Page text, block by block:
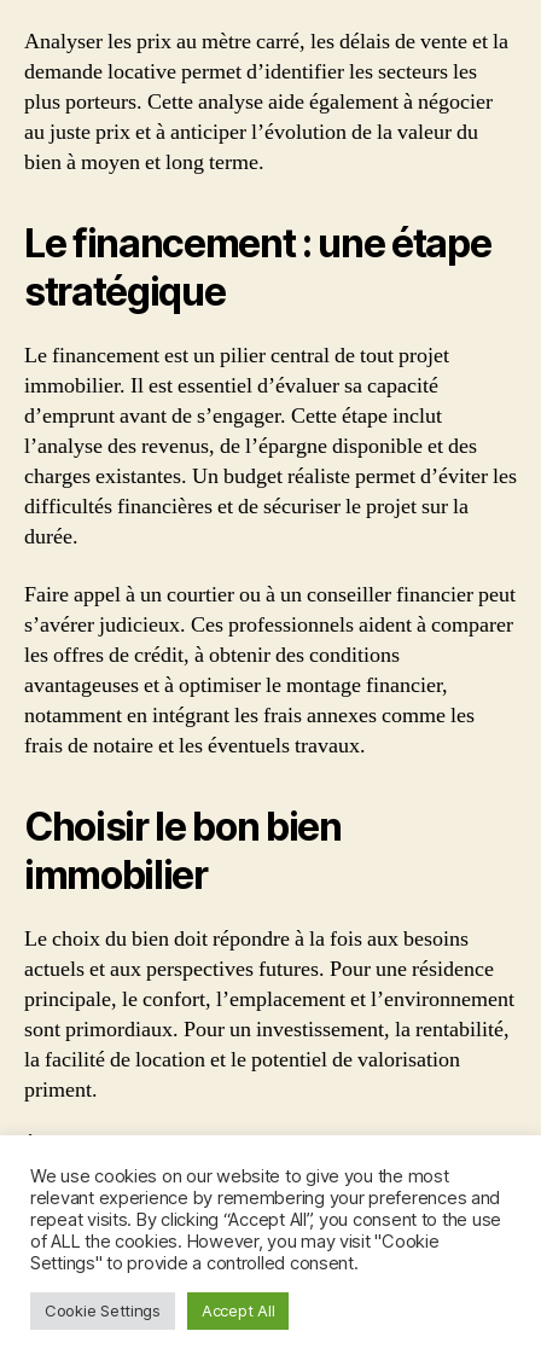
Analyser les prix au mètre carré, les délais de vente et la
demande locative permet d’identifier les secteurs les
plus porteurs. Cette analyse aide également à négocier
au juste prix et à anticiper l’évolution de la valeur du
bien à moyen et long terme.
Le financement : une étape
stratégique
Le financement est un pilier central de tout projet
immobilier. Il est essentiel d’évaluer sa capacité
d’emprunt avant de s’engager. Cette étape inclut
l’analyse des revenus, de l’épargne disponible et des
charges existantes. Un budget réaliste permet d’éviter les
difficultés financières et de sécuriser le projet sur la
durée.
Faire appel à un courtier ou à un conseiller financier peut
s’avérer judicieux. Ces professionnels aident à comparer
les offres de crédit, à obtenir des conditions
avantageuses et à optimiser le montage financier,
notamment en intégrant les frais annexes comme les
frais de notaire et les éventuels travaux.
Choisir le bon bien
immobilier
Le choix du bien doit répondre à la fois aux besoins
actuels et aux perspectives futures. Pour une résidence
principale, le confort, l’emplacement et l’environnement
sont primordiaux. Pour un investissement, la rentabilité,
la facilité de location et le potentiel de valorisation
priment.
conservent une forte attractivité. Les logements
performants sur le plan énergétique sont
particulièrement recherchés, tant par les acheteurs que
par les locataires. Anticiper les normes
environnementales et les coûts d’entretien est donc un
facteur clé de réussite.
We use cookies on our website to give you the most
relevant experience by remembering your preferences and
repeat visits. By clicking “Accept All”, you consent to the use
of ALL the cookies. However, you may visit "Cookie
Settings" to provide a controlled consent.
Cookie Settings Accept All